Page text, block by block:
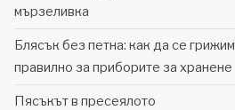
мързеливка
Блясък без петна: как да се грижим
правилно за приборите за хранене
Пясъкът в пресеялото